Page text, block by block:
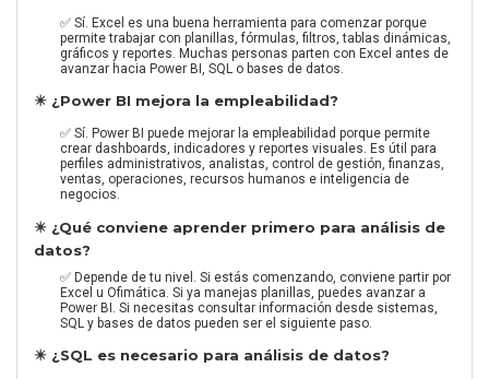
✅ Sí. Excel es una buena herramienta para comenzar porque
permite trabajar con planillas, fórmulas, filtros, tablas dinámicas,
gráficos y reportes. Muchas personas parten con Excel antes de
avanzar hacia Power BI, SQL o bases de datos.
✴️ ¿Power BI mejora la empleabilidad?
✅ Sí. Power BI puede mejorar la empleabilidad porque permite
crear dashboards, indicadores y reportes visuales. Es útil para
perfiles administrativos, analistas, control de gestión, finanzas,
ventas, operaciones, recursos humanos e inteligencia de
negocios.
✴️ ¿Qué conviene aprender primero para análisis de
datos?
✅ Depende de tu nivel. Si estás comenzando, conviene partir por
Excel u Ofimática. Si ya manejas planillas, puedes avanzar a
Power BI. Si necesitas consultar información desde sistemas,
SQL y bases de datos pueden ser el siguiente paso.
✴️ ¿SQL es necesario para análisis de datos?